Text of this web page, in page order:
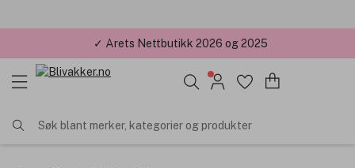
✓ Årets Nettbutikk 2026 og 2025
Søk blant merker, kategorier og produkter